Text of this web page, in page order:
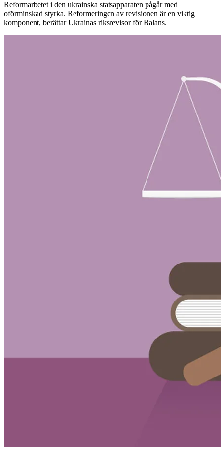
Reformarbetet i den ukrainska statsapparaten pågår med
oförminskad styrka. Reformeringen av revisionen är en viktig
komponent, berättar Ukrainas riksrevisor för Balans.